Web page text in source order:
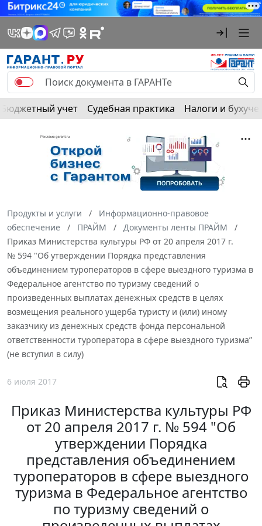
Бюджетный учет Судебная практика Налоги и
Продукты и услуги
Информационно-правовое
обеспечение
ПРАЙМ
Документы ленты ПРАЙМ
Приказ Министерства культуры РФ от 20 апреля 2017 г.
№ 594 "Об утверждении Порядка представления
объединением туроператоров в сфере выездного туризма в
Федеральное агентство по туризму сведений о
произведенных выплатах денежных средств в целях
возмещения реального ущерба туристу и (или) иному
заказчику из денежных средств фонда персональной
ответственности туроператора в сфере выездного туризма”
(не вступил в силу)
6 июля 2017
Приказ Министерства культуры РФ
от 20 апреля 2017 г. № 594 "Об
утверждении Порядка
представления объединением
туроператоров в сфере выездного
туризма в Федеральное агентство
по туризму сведений о